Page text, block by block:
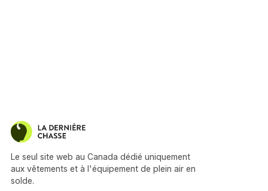
Le seul site web au Canada dédié uniquement
aux vêtements et à l'équipement de plein air en
solde.